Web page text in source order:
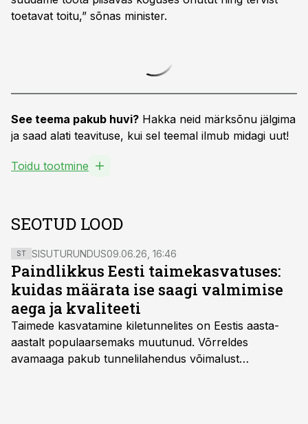
toetavat toitu,” sõnas minister.
See teema pakub huvi? Hakka neid märksõnu jälgima
ja saad alati teavituse, kui sel teemal ilmub midagi uut!
Toidu tootmine
SEOTUD LOOD
ST SISUTURUNDUS09.06.26, 16:46
Paindlikkus Eesti taimekasvatuses:
kuidas määrata ise saagi valmimise
aega ja kvaliteeti
Taimede kasvatamine kiletunnelites on Eestis aasta-
aastalt populaarsemaks muutunud. Võrreldes
avamaaga pakub tunnelilahendus võimalust